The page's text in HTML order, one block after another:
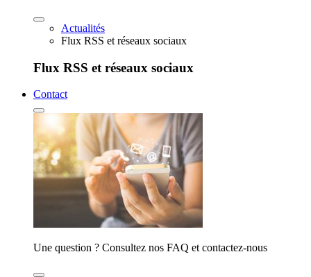
Actualités
Flux RSS et réseaux sociaux
Flux RSS et réseaux sociaux
Contact
Une question ? Consultez nos FAQ et contactez-nous